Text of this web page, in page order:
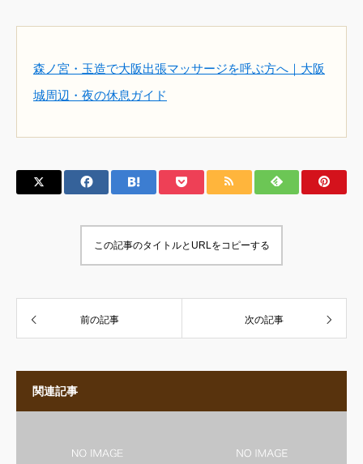
森ノ宮・玉造で大阪出張マッサージを呼ぶ方へ｜大阪
城周辺・夜の休息ガイド
この記事のタイトルとURLをコピーする
前の記事 次の記事
関連記事